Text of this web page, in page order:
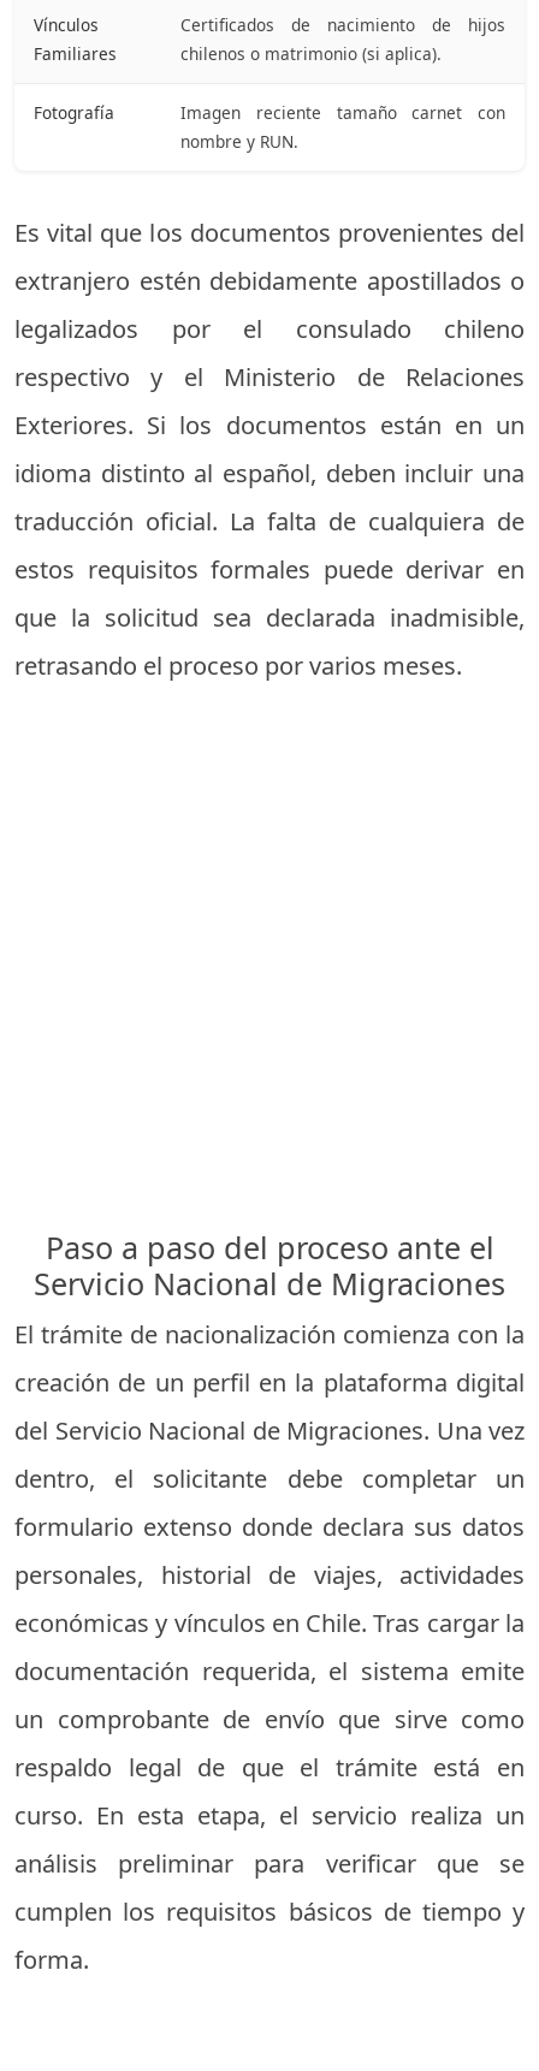
Vínculos
Familiares
Certificados de nacimiento de hijos
chilenos o matrimonio (si aplica).
Fotografía
Imagen reciente tamaño carnet con
nombre y RUN.
Es vital que los documentos provenientes del
extranjero estén debidamente apostillados o
legalizados por el consulado chileno
respectivo y el Ministerio de Relaciones
Exteriores. Si los documentos están en un
idioma distinto al español, deben incluir una
traducción oficial. La falta de cualquiera de
estos requisitos formales puede derivar en
que la solicitud sea declarada inadmisible,
retrasando el proceso por varios meses.
Paso a paso del proceso ante el
Servicio Nacional de Migraciones
El trámite de nacionalización comienza con la
creación de un perfil en la plataforma digital
del Servicio Nacional de Migraciones. Una vez
dentro, el solicitante debe completar un
formulario extenso donde declara sus datos
personales, historial de viajes, actividades
económicas y vínculos en Chile. Tras cargar la
documentación requerida, el sistema emite
un comprobante de envío que sirve como
respaldo legal de que el trámite está en
curso. En esta etapa, el servicio realiza un
análisis preliminar para verificar que se
cumplen los requisitos básicos de tiempo y
forma.